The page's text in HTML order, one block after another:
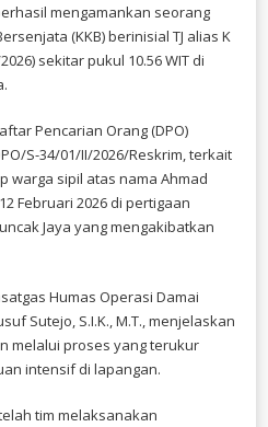
ANGGOTA
KKB
BERHASIL
DILUMPUHKAN
CARTENZ
TIMIKA
mengamankan seorang
(KKB) berinisial TJ alias K
sekitar pukul 10.56 WIT di
Pencarian Orang (DPO)
S-34/01/II/2026/Reskrim, terkait
warga sipil atas nama Ahmad
Februari 2026 di pertigaan
Jaya yang mengakibatkan
Humas Operasi Damai
Sutejo, S.I.K., M.T., menjelaskan
melalui proses yang terukur
intensif di lapangan.
tim melaksanakan